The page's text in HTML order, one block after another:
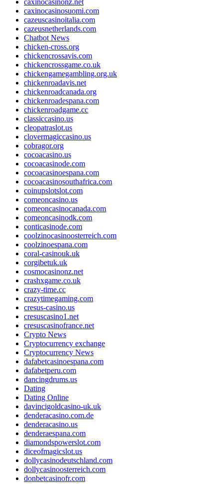
caxinocasinosuomi.com
cazeuscasinoitalia.com
cazeusnetherlands.com
Chatbot News
chicken-cross.org
chickencrossavis.com
chickencrossgame.co.uk
chickengamegambling.org.uk
chickenroadavis.net
chickenroadcanada.org
chickenroadespana.com
chickenroadgame.cc
classiccasino.us
cleopatraslot.us
clovermagiccasino.us
cobragor.org
cocoacasino.us
cocoacasinode.com
cocoacasinoespana.com
cocoacasinosouthafrica.com
coinupslotslot.com
comeoncasino.us
comeoncasinocanada.com
comeoncasinodk.com
conticasinode.com
coolzinocasinoosterreich.com
coolzinoespana.com
coral-casinouk.uk
corgibetuk.uk
cosmocasinonz.net
crashxgame.co.uk
crazy-time.cc
crazytimegaming.com
cresus-casino.us
cresuscasino1.net
cresuscasinofrance.net
Crypto News
Cryptocurrency exchange
Cryptocurrency News
dafabetcasinoespana.com
dafabetperu.com
dancingdrums.us
Dating
Dating Online
davincigoldcasino-uk.uk
denderacasino.com.de
denderacasino.us
denderaespana.com
diamondspowerslot.com
diceofmagicslot.us
dollycasinodeutschland.com
dollycasinoosterreich.com
donbetcasinofr.com